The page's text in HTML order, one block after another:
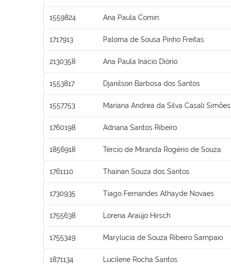
1559824 Ana Paula Comin
1717913 Paloma de Sousa Pinho Freitas
2130358 Ana Paula Inácio Diório
1553817 Djanilson Barbosa dos Santos
1557753 Mariana Andrea da Silva Casali Simões
1760198 Adriana Santos Ribeiro
1856918 Tércio de Miranda Rogério de Souza
1761110 Thainan Souza dos Santos
1730935 Tiago Fernandes Athayde Novaes
1755638 Lorena Araújo Hirsch
1755349 Marylucia de Souza Ribeiro Sampaio
1871134 Lucilene Rocha Santos